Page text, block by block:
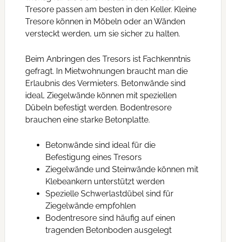
Tresore passen am besten in den Keller. Kleine
Tresore können in Möbeln oder an Wänden
versteckt werden, um sie sicher zu halten.
Beim Anbringen des Tresors ist Fachkenntnis
gefragt. In Mietwohnungen braucht man die
Erlaubnis des Vermieters. Betonwände sind
ideal, Ziegelwände können mit speziellen
Dübeln befestigt werden. Bodentresore
brauchen eine starke Betonplatte.
Betonwände sind ideal für die
Befestigung eines Tresors
Ziegelwände und Steinwände können mit
Klebeankern unterstützt werden
Spezielle Schwerlastdübel sind für
Ziegelwände empfohlen
Bodentresore sind häufig auf einen
tragenden Betonboden ausgelegt